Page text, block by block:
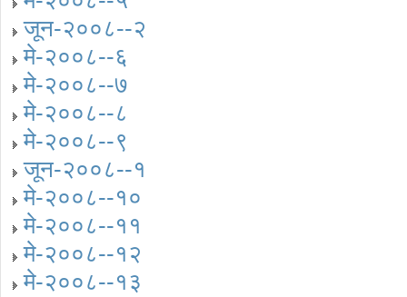
जून-२००८--२
मे-२००८--६
मे-२००८--७
मे-२००८--८
मे-२००८--९
जून-२००८--१
मे-२००८--१०
मे-२००८--११
मे-२००८--१२
मे-२००८--१३